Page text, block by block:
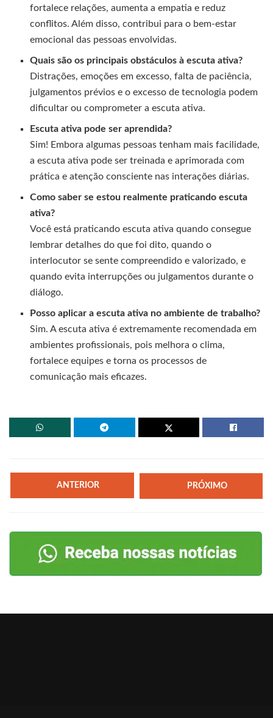
fortalece relações, aumenta a empatia e reduz
conflitos. Além disso, contribui para o bem-estar
emocional das pessoas envolvidas.
Quais são os principais obstáculos à escuta ativa?
Distrações, emoções em excesso, falta de paciência,
julgamentos prévios e o excesso de tecnologia podem
dificultar ou comprometer a escuta ativa.
Escuta ativa pode ser aprendida?
Sim! Embora algumas pessoas tenham mais facilidade,
a escuta ativa pode ser treinada e aprimorada com
prática e atenção consciente nas interações diárias.
Como saber se estou realmente praticando escuta
ativa?
Você está praticando escuta ativa quando consegue
lembrar detalhes do que foi dito, quando o
interlocutor se sente compreendido e valorizado, e
quando evita interrupções ou julgamentos durante o
diálogo.
Posso aplicar a escuta ativa no ambiente de trabalho?
Sim. A escuta ativa é extremamente recomendada em
ambientes profissionais, pois melhora o clima,
fortalece equipes e torna os processos de
comunicação mais eficazes.
ANTERIOR PRÓXIMO